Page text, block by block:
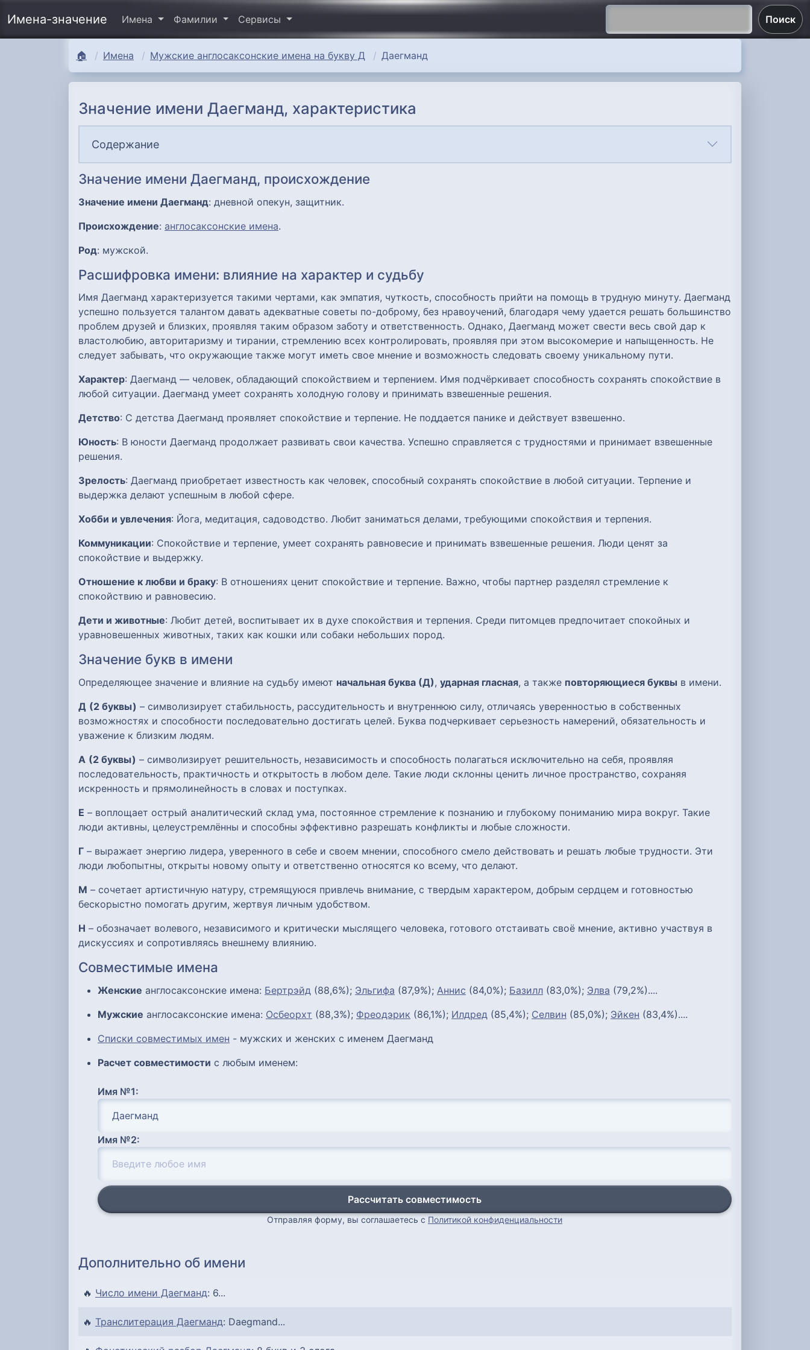
Имена-значение Имена Фамилии Сервисы Поиск
🏠 Имена Мужские англосаксонские имена на букву Д Даегманд
Значение имени Даегманд, характеристика
Содержание
Значение имени Даегманд, происхождение
Значение имени Даегманд: дневной опекун, защитник.
Происхождение: англосаксонские имена.
Род: мужской.
Расшифровка имени: влияние на характер и судьбу
Имя Даегманд характеризуется такими чертами, как эмпатия, чуткость, способность прийти на помощь в трудную минуту. Даегманд
успешно пользуется талантом давать адекватные советы по-доброму, без нравоучений, благодаря чему удается решать большинство
проблем друзей и близких, проявляя таким образом заботу и ответственность. Однако, Даегманд может свести весь свой дар к
властолюбию, авторитаризму и тирании, стремлению всех контролировать, проявляя при этом высокомерие и напыщенность. Не
следует забывать, что окружающие также могут иметь свое мнение и возможность следовать своему уникальному пути.
Характер: Даегманд — человек, обладающий спокойствием и терпением. Имя подчёркивает способность сохранять спокойствие в
любой ситуации. Даегманд умеет сохранять холодную голову и принимать взвешенные решения.
Детство: С детства Даегманд проявляет спокойствие и терпение. Не поддается панике и действует взвешенно.
Юность: В юности Даегманд продолжает развивать свои качества. Успешно справляется с трудностями и принимает взвешенные
решения.
Зрелость: Даегманд приобретает известность как человек, способный сохранять спокойствие в любой ситуации. Терпение и
выдержка делают успешным в любой сфере.
Хобби и увлечения: Йога, медитация, садоводство. Любит заниматься делами, требующими спокойствия и терпения.
Коммуникации: Спокойствие и терпение, умеет сохранять равновесие и принимать взвешенные решения. Люди ценят за
спокойствие и выдержку.
Отношение к любви и браку: В отношениях ценит спокойствие и терпение. Важно, чтобы партнер разделял стремление к
спокойствию и равновесию.
Дети и животные: Любит детей, воспитывает их в духе спокойствия и терпения. Среди питомцев предпочитает спокойных и
уравновешенных животных, таких как кошки или собаки небольших пород.
Значение букв в имени
Определяющее значение и влияние на судьбу имеют начальная буква (Д), ударная гласная, а также повторяющиеся буквы в имени.
Д (2 буквы) – символизирует стабильность, рассудительность и внутреннюю силу, отличаясь уверенностью в собственных
возможностях и способности последовательно достигать целей. Буква подчеркивает серьезность намерений, обязательность и
уважение к близким людям.
А (2 буквы) – символизирует решительность, независимость и способность полагаться исключительно на себя, проявляя
последовательность, практичность и открытость в любом деле. Такие люди склонны ценить личное пространство, сохраняя
искренность и прямолинейность в словах и поступках.
Е – воплощает острый аналитический склад ума, постоянное стремление к познанию и глубокому пониманию мира вокруг. Такие
люди активны, целеустремлённы и способны эффективно разрешать конфликты и любые сложности.
Г – выражает энергию лидера, уверенного в себе и своем мнении, способного смело действовать и решать любые трудности. Эти
люди любопытны, открыты новому опыту и ответственно относятся ко всему, что делают.
М – сочетает артистичную натуру, стремящуюся привлечь внимание, с твердым характером, добрым сердцем и готовностью
бескорыстно помогать другим, жертвуя личным удобством.
Н – обозначает волевого, независимого и критически мыслящего человека, готового отстаивать своё мнение, активно участвуя в
дискуссиях и сопротивляясь внешнему влиянию.
Совместимые имена
Женские англосаксонские имена: Бертрэйд (88,6%); Эльгифа (87,9%); Аннис (84,0%); Базилл (83,0%); Элва (79,2%)....
Мужские англосаксонские имена: Осбеорхт (88,3%); Фреодэрик (86,1%); Илдред (85,4%); Селвин (85,0%); Эйкен (83,4%)....
Списки совместимых имен - мужских и женских с именем Даегманд
Расчет совместимости с любым именем:
Имя №1:
Имя №2:
Рассчитать совместимость
Отправляя форму, вы соглашаетесь с Политикой конфиденциальности
Дополнительно об имени
🔥 Число имени Даегманд: 6...
🔥 Транслитерация Даегманд: Daegmand...